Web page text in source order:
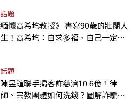
話題
緬懷高希均教授》 書寫90歲的壯闊人
生！高希均：自求多福、自己一定要
話題
陳昱瑄聯手掮客詐慈濟10.6億！律
師、宗教團體如何洗錢？圖解詐騙關